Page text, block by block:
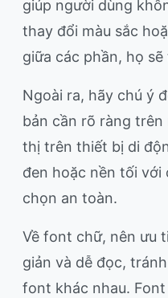
giúp người dùng
thay đổi màu sắc
giữa các phần, họ
Ngoài ra, hãy chú ý
bản cần rõ ràng trên
thị trên thiết bị di
đen hoặc nền tối với
chọn an toàn.
Về font chữ, nên ưu
giản và dễ đọc,
font khác nhau.